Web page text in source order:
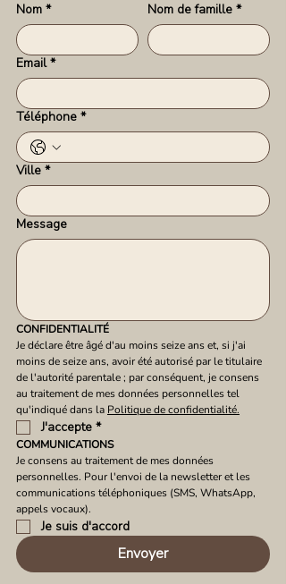
Nom * Nom de famille *
Email *
Téléphone *
Ville *
Message
CONFIDENTIALITÉ
Je déclare être âgé d'au moins seize ans et, si j'ai
moins de seize ans, avoir été autorisé par le titulaire
de l'autorité parentale ; par conséquent, je consens
au traitement de mes données personnelles tel
qu'indiqué dans la Politique de confidentialité.
J'accepte *
COMMUNICATIONS
Je consens au traitement de mes données
personnelles. Pour l'envoi de la newsletter et les
communications téléphoniques (SMS, WhatsApp,
appels vocaux).
Je suis d'accord
Envoyer